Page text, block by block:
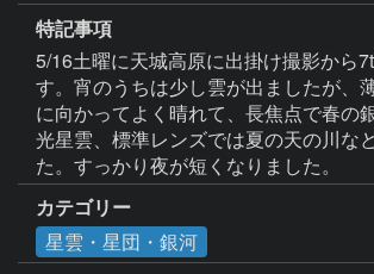
特記事項
5/16土曜に天城高原に出掛け撮影から
す。宵のうちは少し雲が出ましたが、
に向かってよく晴れて、長焦点で春の
光星雲、標準レンズでは夏の天の川な
た。すっかり夜が短くなりました。
カテゴリー
星雲・星団・銀河